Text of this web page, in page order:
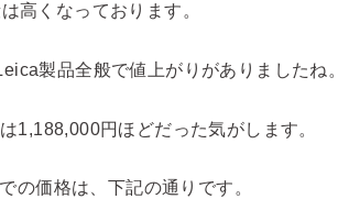
高くなっております。
製品全般で値上がりがありましたね。
1,188,000円ほどだった気がします。
の価格は、下記の通りです。